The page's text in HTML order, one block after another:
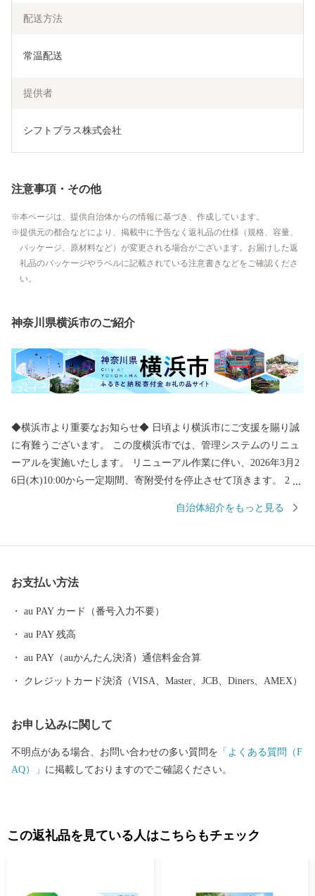
配送方法
常温配送
提供者
シフトプラス株式会社
注意事項・その他
本ページは、提供自治体からの情報に基づき、作成しています。
提供元の都合などにより、掲載中に予告なく返礼品の仕様（規格、容量、
パッケージ、原材料など）が変更される場合がございます。お届けした返
礼品のパッケージやラベルに記載されている注意書きなどをご確認くださ
い。
神奈川県横浜市のご紹介
◆横浜市より重要なお知らせ◆ 日頃より横浜市にご支援を賜り誠
に有難うございます。 この度横浜市では、管理システムのリニュ
ーアルを実施いたします。 リニューアル作業に伴い、2026年3月2
6日(木)10:00から一定期間、寄附受付を停止させて頂きます。 202
ます。 ご不便をお掛けいたしますが、何卒ご理解の程、宜しくお
状況を丁寧にお伝えするなど、ふるさと納税制度本来の趣旨に則
き、応援いただくとともに、ふるさと納税制度を通じて横浜の魅
力を感じていただけるよう、返礼品（お礼の品）を取り揃えてい
ます。 横浜市への「ふるさと納税」を通じて、横浜を身近に感
た、法人・組織・団体からのご寄附においては、お礼の品をお贈
住民税の控除：お住まいの市区町村の税務課へ 所得税の控
自治体紹介をもっと見る
お支払い方法
au PAY カード（番号入力不要）
au PAY 残高
au PAY（auかんたん決済）通信料金合算
クレジットカード決済（VISA、Master、JCB、Diners、AMEX）
お申し込みに関して
不明点がある場合、お問い合わせの多い質問を 「よくある質問（F
AQ）」 に掲載しておりますのでご確認ください。
この返礼品を見ている人はこちらもチェック